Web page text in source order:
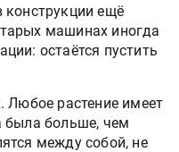
конструкции ещё
машинах иногда
остаётся пустить
Любое растение имеет
была больше, чем
между собой, не